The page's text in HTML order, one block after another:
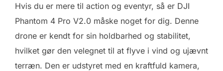
Hvis du er mere til action og eventyr, så er DJI
Phantom 4 Pro V2.0 måske noget for dig. Denne
drone er kendt for sin holdbarhed og stabilitet,
hvilket gør den velegnet til at flyve i vind og ujævnt
terræn. Den er udstyret med en kraftfuld kamera,